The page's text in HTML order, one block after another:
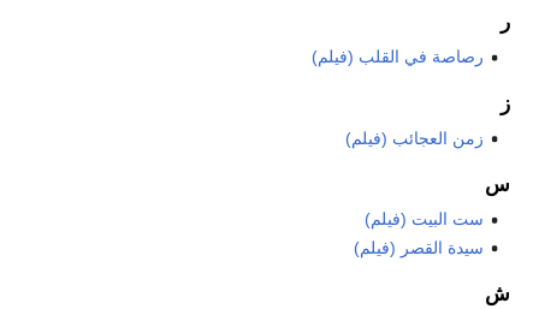
ر
رصاصة في القلب (فيلم)
ز
زمن العجائب (فيلم)
س
ست البيت (فيلم)
سيدة القصر (فيلم)
ش